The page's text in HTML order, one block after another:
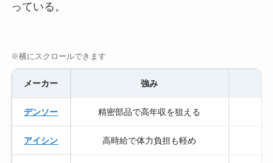
っている。
※横にスクロールできます
メーカー 強み
デンソー 精密部品で高年収を狙える
アイシン 高時給で体力負担も軽め